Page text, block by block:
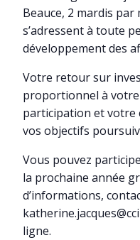
Beauce, 2 mardis par
s’adressent à toute
développement des
Votre retour sur
proportionnel à
participation et votre
vos objectifs
Vous pouvez
la prochaine année
d’informations,
ligne.